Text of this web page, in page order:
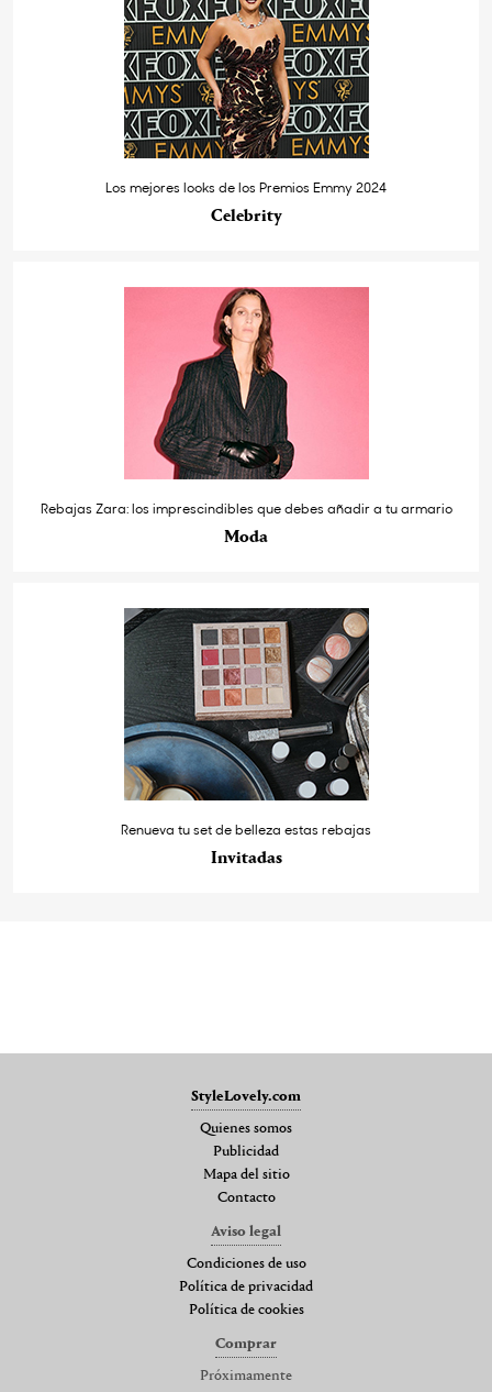
Los mejores looks de los Premios Emmy 2024
Celebrity
Rebajas Zara: los imprescindibles que debes añadir a tu armario
Moda
Renueva tu set de belleza estas rebajas
Invitadas
StyleLovely.com
Quienes somos
Publicidad
Mapa del sitio
Contacto
Aviso legal
Condiciones de uso
Política de privacidad
Política de cookies
Comprar
Próximamente